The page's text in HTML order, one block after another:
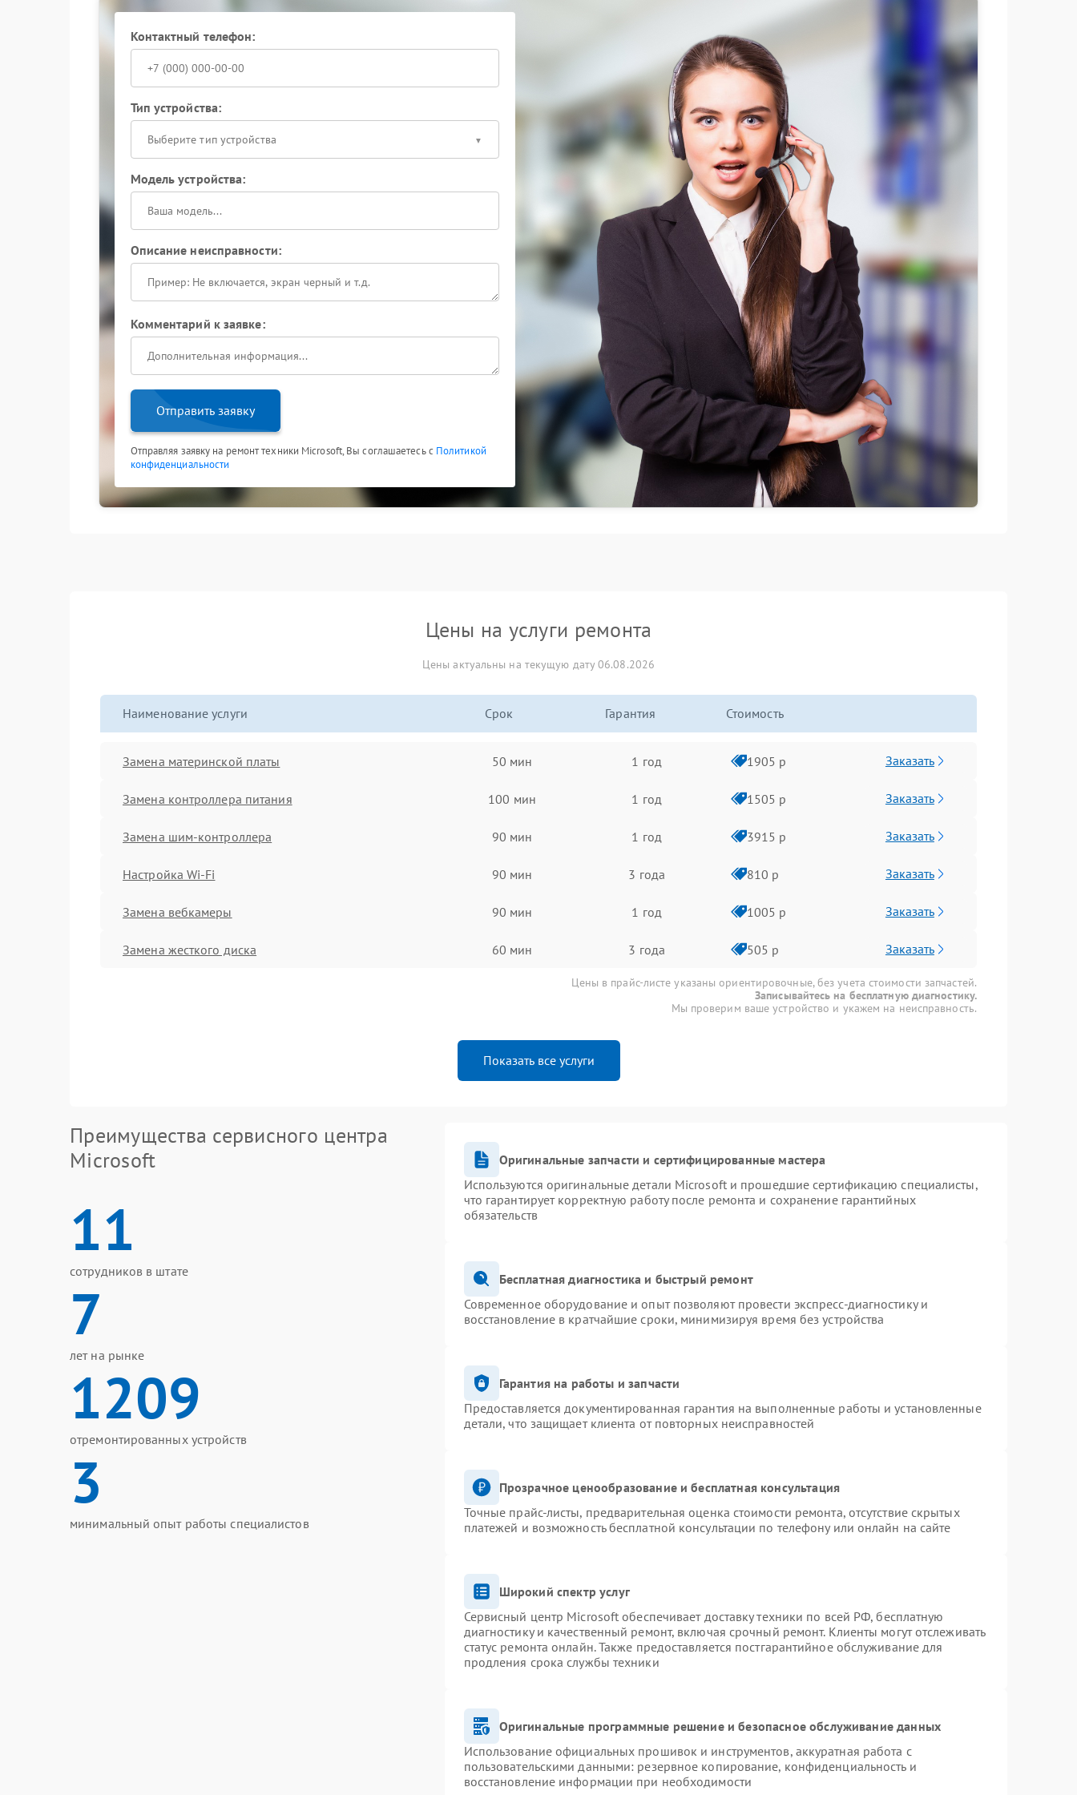
Контактный телефон:
Тип устройства:
Выберите тип устройства
Модель устройства:
Описание неисправности:
Комментарий к заявке:
Отправить заявку
Отправляя заявку на ремонт техники Microsoft, Вы соглашаетесь с Политикой
конфиденциальности
Цены на услуги ремонта
Цены актуальны на текущую дату 06.08.2026
Наименование услуги Срок Гарантия Стоимость
Замена материнской платы 50 мин 1 год 1905 р Заказать
Замена контроллера питания 100 мин 1 год 1505 р Заказать
Замена шим-контроллера 90 мин 1 год 3915 р Заказать
Настройка Wi-Fi 90 мин 3 года 810 р Заказать
Замена вебкамеры 90 мин 1 год 1005 р Заказать
Замена жесткого диска 60 мин 3 года 505 р Заказать
Цены в прайс-листе указаны ориентировочные, без учета стоимости запчастей.
Записывайтесь на бесплатную диагностику.
Мы проверим ваше устройство и укажем на неисправность.
Показать все услуги
Преимущества сервисного центра
Microsoft
11
сотрудников в штате
7
лет на рынке
1209
отремонтированных устройств
3
минимальный опыт работы специалистов
Оригинальные запчасти и сертифицированные мастера
Используются оригинальные детали Microsoft и прошедшие сертификацию специалисты,
что гарантирует корректную работу после ремонта и сохранение гарантийных
обязательств
Бесплатная диагностика и быстрый ремонт
Современное оборудование и опыт позволяют провести экспресс-диагностику и
восстановление в кратчайшие сроки, минимизируя время без устройства
Гарантия на работы и запчасти
Предоставляется документированная гарантия на выполненные работы и установленные
детали, что защищает клиента от повторных неисправностей
Прозрачное ценообразование и бесплатная консультация
Точные прайс-листы, предварительная оценка стоимости ремонта, отсутствие скрытых
платежей и возможность бесплатной консультации по телефону или онлайн на сайте
Широкий спектр услуг
Сервисный центр Microsoft обеспечивает доставку техники по всей РФ, бесплатную
диагностику и качественный ремонт, включая срочный ремонт. Клиенты могут отслеживать
статус ремонта онлайн. Также предоставляется постгарантийное обслуживание для
продления срока службы техники
Оригинальные программные решение и безопасное обслуживание данных
Использование официальных прошивок и инструментов, аккуратная работа с
пользовательскими данными: резервное копирование, конфиденциальность и
восстановление информации при необходимости